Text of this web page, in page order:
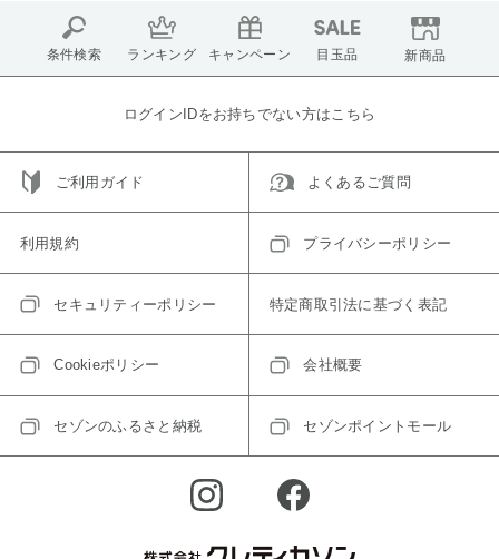
条件検索 ランキング キャンペーン 目玉品 新商品
ログインIDをお持ちでない方はこちら
ご利用ガイド よくあるご質問
利用規約 プライバシーポリシー
セキュリティーポリシー 特定商取引法に基づく表記
Cookieポリシー 会社概要
セゾンのふるさと納税 セゾンポイントモール